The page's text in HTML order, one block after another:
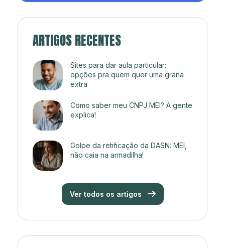
ARTIGOS RECENTES
Sites para dar aula particular:
opções pra quem quer uma grana
extra
Como saber meu CNPJ MEI? A gente
explica!
Golpe da retificação da DASN: MEI,
não caia na armadilha!
Ver todos os artigos